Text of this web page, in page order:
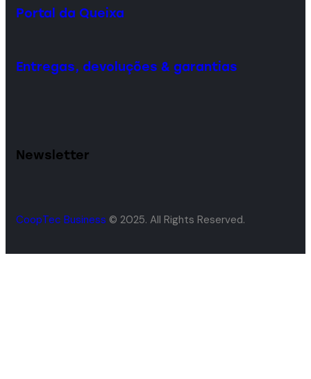
Portal da Queixa
Entregas, devoluções & garantias
Newsletter
CoopTec Business © 2025. All Rights Reserved.